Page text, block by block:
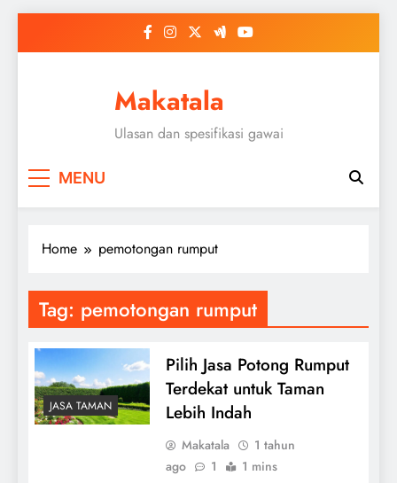
Makatala
Ulasan dan spesifikasi gawai
MENU
Home pemotongan rumput
Tag: pemotongan rumput
JASA TAMAN
Pilih Jasa Potong Rumput
Terdekat untuk Taman
Lebih Indah
Makatala
1 tahun
ago
1 1 mins